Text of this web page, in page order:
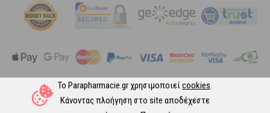
Το Parapharmacie.gr χρησιμοποιείcookies.
Κάνοντας πλοήγηση στο site αποδέχεστε
Ακολουθήστε μας στα Social Media